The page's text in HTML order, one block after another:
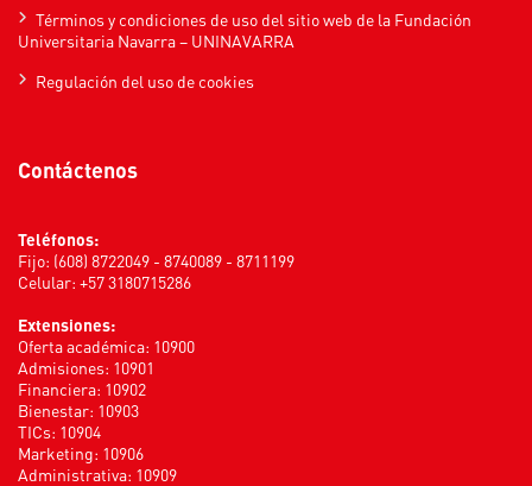
Términos y condiciones de uso del sitio web de la Fundación
Universitaria Navarra – UNINAVARRA
Regulación del uso de cookies
Contáctenos
Teléfonos:
Fijo: (608) 8722049 - 8740089 - 8711199
Celular: +57 3180715286
Extensiones:
Oferta académica: 10900
Admisiones: 10901
Financiera: 10902
Bienestar: 10903
TICs: 10904
Marketing: 10906
Administrativa: 10909